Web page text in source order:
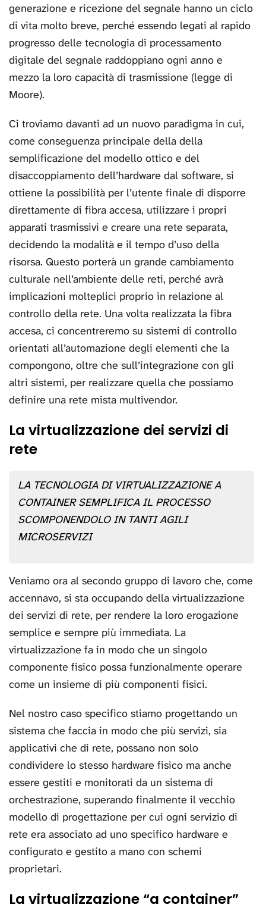
generazione e ricezione del segnale hanno un ciclo
di vita molto breve, perché essendo legati al rapido
progresso delle tecnologia di processamento
digitale del segnale raddoppiano ogni anno e
mezzo la loro capacità di trasmissione (legge di
Moore).
Ci troviamo davanti ad un nuovo paradigma in cui,
come conseguenza principale della della
semplificazione del modello ottico e del
disaccoppiamento dell’hardware dal software, si
ottiene la possibilità per l’utente finale di disporre
direttamente di fibra accesa, utilizzare i propri
apparati trasmissivi e creare una rete separata,
decidendo la modalità e il tempo d’uso della
risorsa. Questo porterà un grande cambiamento
culturale nell’ambiente delle reti, perché avrà
implicazioni molteplici proprio in relazione al
controllo della rete. Una volta realizzata la fibra
accesa, ci concentreremo su sistemi di controllo
orientati all’automazione degli elementi che la
compongono, oltre che sull’integrazione con gli
altri sistemi, per realizzare quella che possiamo
definire una rete mista multivendor.
La virtualizzazione dei servizi di
rete
LA TECNOLOGIA DI VIRTUALIZZAZIONE A
CONTAINER SEMPLIFICA IL PROCESSO
SCOMPONENDOLO IN TANTI AGILI
MICROSERVIZI
Veniamo ora al secondo gruppo di lavoro che, come
accennavo, si sta occupando della virtualizzazione
dei servizi di rete, per rendere la loro erogazione
semplice e sempre più immediata. La
virtualizzazione fa in modo che un singolo
componente fisico possa funzionalmente operare
come un insieme di più componenti fisici.
Nel nostro caso specifico stiamo progettando un
sistema che faccia in modo che più servizi, sia
applicativi che di rete, possano non solo
condividere lo stesso hardware fisico ma anche
essere gestiti e monitorati da un sistema di
orchestrazione, superando finalmente il vecchio
modello di progettazione per cui ogni servizio di
rete era associato ad uno specifico hardware e
configurato e gestito a mano con schemi
proprietari.
La virtualizzazione “a container”